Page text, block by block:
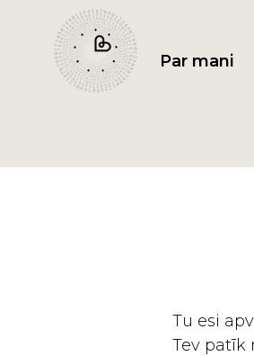
Par mani
Tu esi
Tev patīk